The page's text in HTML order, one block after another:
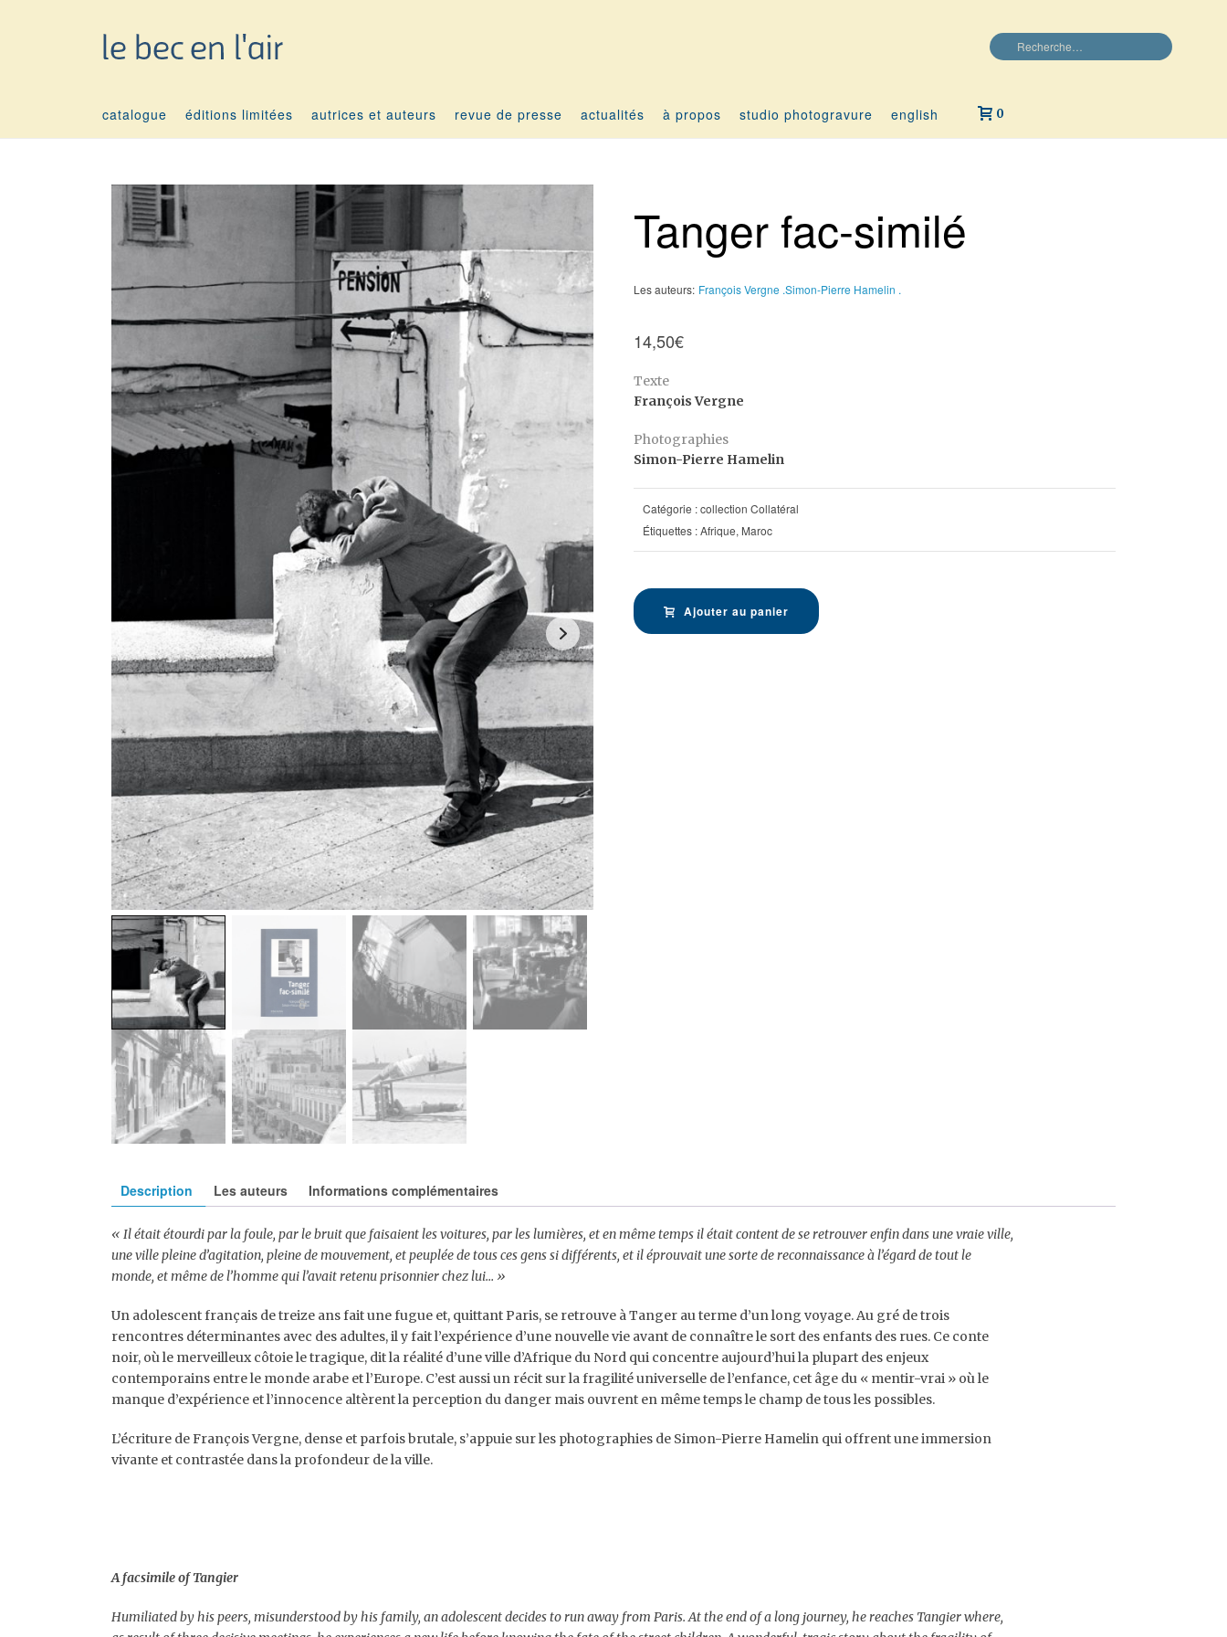
catalogue éditions limitées autrices et auteurs revue de presse actualités à propos studio photogravure english 0
Tanger fac-similé
Les auteurs: François Vergne .Simon-Pierre Hamelin .
14,50€
Texte
François Vergne
Photographies
Simon-Pierre Hamelin
Catégorie :collection Collatéral
Étiquettes :Afrique, Maroc
Ajouter au panier
Description Les auteurs Informations complémentaires
« Il était étourdi par la foule, par le bruit que faisaient les voitures, par les lumières, et en même temps il était content de se retrouver enfin dans une vraie ville,
une ville pleine d’agitation, pleine de mouvement, et peuplée de tous ces gens si différents, et il éprouvait une sorte de reconnaissance à l’égard de tout le
monde, et même de l’homme qui l’avait retenu prisonnier chez lui… »
Un adolescent français de treize ans fait une fugue et, quittant Paris, se retrouve à Tanger au terme d’un long voyage. Au gré de trois
rencontres déterminantes avec des adultes, il y fait l’expérience d’une nouvelle vie avant de connaître le sort des enfants des rues. Ce conte
noir, où le merveilleux côtoie le tragique, dit la réalité d’une ville d’Afrique du Nord qui concentre aujourd’hui la plupart des enjeux
contemporains entre le monde arabe et l’Europe. C’est aussi un récit sur la fragilité universelle de l’enfance, cet âge du « mentir-vrai » où le
manque d’expérience et l’innocence altèrent la perception du danger mais ouvrent en même temps le champ de tous les possibles.
L’écriture de François Vergne, dense et parfois brutale, s’appuie sur les photographies de Simon-Pierre Hamelin qui offrent une immersion
vivante et contrastée dans la profondeur de la ville.
A facsimile of Tangier
Humiliated by his peers, misunderstood by his family, an adolescent decides to run away from Paris. At the end of a long journey, he reaches Tangier where,